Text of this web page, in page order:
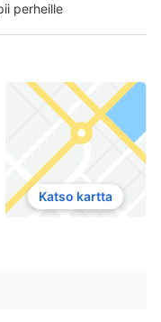
perheille
Katso kartta